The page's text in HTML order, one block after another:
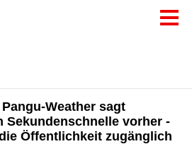
Weather sagt
Sekundenschnelle vorher -
Öffentlichkeit zugänglich